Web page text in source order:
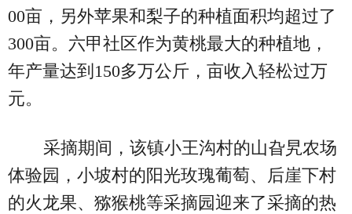
00亩，另外苹果和梨子的种植面积均超过了
300亩。六甲社区作为黄桃最大的种植地，
年产量达到150多万公斤，亩收入轻松过万
元。
采摘期间，该镇小王沟村的山旮旯农场
体验园，小坡村的阳光玫瑰葡萄、后崖下村
的火龙果、猕猴桃等采摘园迎来了采摘的热